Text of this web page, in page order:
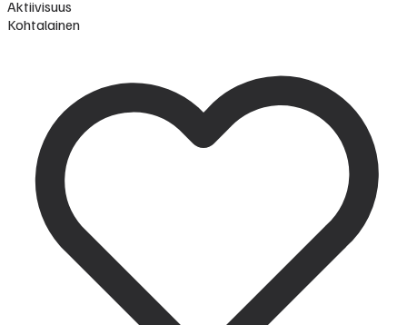
Aktiivisuus
Kohtalainen